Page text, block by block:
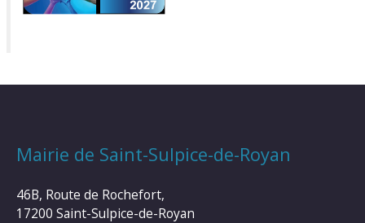
Mairie de Saint-Sulpice-de-Royan
46B, Route de Rochefort,
17200 Saint-Sulpice-de-Royan